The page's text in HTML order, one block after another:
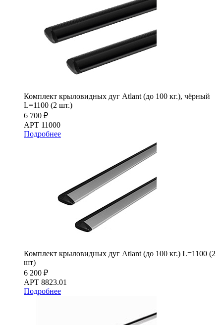
Комплект крыловидных дуг Atlant (до 100 кг.), чёрный
L=1100 (2 шт.)
6 700 ₽
АРТ 11000
Подробнее
Комплект крыловидных дуг Atlant (до 100 кг.) L=1100 (2
шт)
6 200 ₽
АРТ 8823.01
Подробнее